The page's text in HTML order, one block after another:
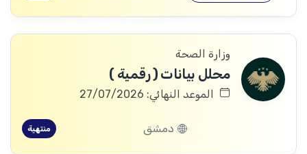
وزارة الصحة
محلل بيانات ( رقمية )
الموعد النهائي: 27/07/2026
دمشق منتهية